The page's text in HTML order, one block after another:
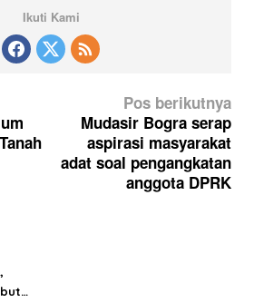
Ikuti Kami
Pos berikutnya
Mudasir Bogra serap
aspirasi masyarakat
adat soal pengangkatan
anggota DPRK